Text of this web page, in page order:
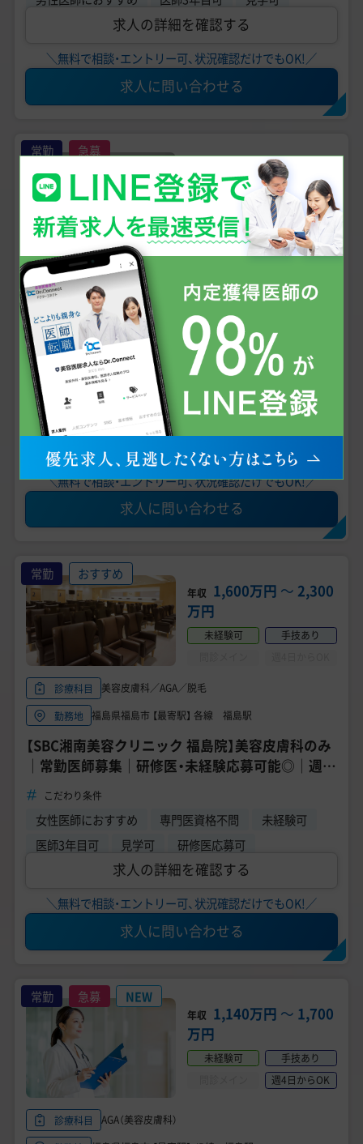
求人の詳細を確認する
＼無料で相談・エントリー可、状況確認だけでもOK!／
求人に問い合わせる
常勤 急募
年収 2,000万円〜
万円
未経験可
手技あり
問診メイン
週4日からOK
診療科目 美容外科、美容皮膚科
勤務地 福島県郡山市 【最寄駅】 各線 郡山駅
【SBC湘南美容クリニック 郡山院】美容外科・美容
皮膚科・常勤医師募集／研修医応募OK／転科・未経
験歓迎／年収アップ／希望休申請可能◎
こだわり条件
女性医師におすすめ 専門医資格不問
未経験可
男性医師におすすめ
医師3年目可 見学可
求人の詳細を確認する
＼無料で相談・エントリー可、状況確認だけでもOK!／
求人に問い合わせる
常勤 おすすめ
年収 1,600万円 〜 2,300
万円
未経験可
手技あり
診療科目
美容皮膚科／AGA／脱毛
勤務地 福島県福島市 【最寄駅】 各線 福島駅
【SBC湘南美容クリニック 福島院】美容皮膚科のみ
｜常勤医師募集｜研修医・未経験応募可能◎｜週4
日～勤務OK
こだわり条件
女性医師におすすめ 専門医資格不問
未経験可
医師3年目可
見学可 研修医応募可
求人の詳細を確認する
＼無料で相談・エントリー可、状況確認だけでもOK!／
求人に問い合わせる
常勤 急募 NEW
年収 1,140万円 〜 1,700
万円
未経験可
手技あり
週4日からOK
診療科目
AGA（美容皮膚科）